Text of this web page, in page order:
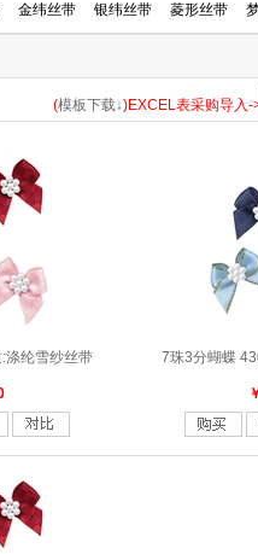
金纬丝带 银纬丝带 菱形丝带
(模板下载↓)EXCEL表采购导入-
涤纶雪纱丝带 7珠3分蝴蝶